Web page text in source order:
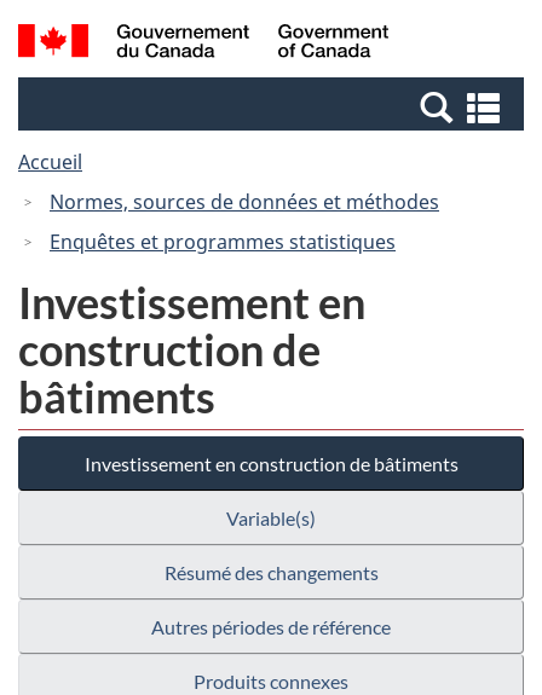
Passer
au
Passer
à
Canada
Recherche
et
et
Accueil
Normes, sources de données et méthodes
Enquêtes et programmes statistiques
Investissement en
construction de
bâtiments
Investissement en construction de bâtiments
Variable(s)
Résumé des changements
Autres périodes de référence
Produits connexes